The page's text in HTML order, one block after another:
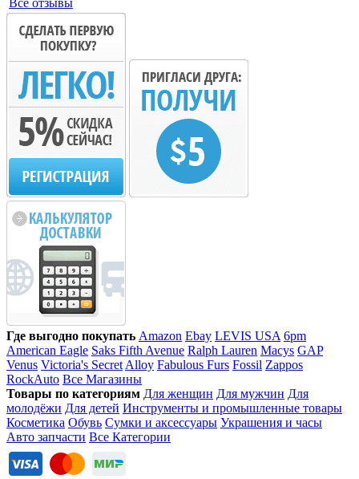
Все отзывы
Где выгодно покупать Amazon Ebay LEVIS USA 6pm
American Eagle Saks Fifth Avenue Ralph Lauren Macys GAP
Venus Victoria's Secret Alloy Fabulous Furs Fossil Zappos
RockAuto Все Магазины
Товары по категориям Для женщин Для мужчин Для
молодёжи Для детей Инструменты и промышленные товары
Косметика Обувь Сумки и аксессуары Украшения и часы
Авто запчасти Все Категории